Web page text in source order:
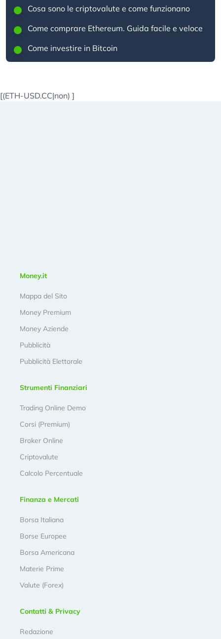
Cosa sono le criptovalute e come funzionano
Come comprare Ethereum. Guida facile e veloce
Come investire in Bitcoin
[(ETH-USD.CC|non) ]
Money.it
Mappa del Sito
Money Premium
Money Aziende
Pubblicità
Pubblicità Elettorale
Strumenti Finanziari
Trading Online Demo
Corsi (Premium)
Broker Online
Criptovalute
Calcolo Percentuale
Finanza e Mercati
Borsa Italiana
Borse Europee
Borsa Americana
Materie Prime
Valute (Forex)
Contatti & Privacy
Redazione